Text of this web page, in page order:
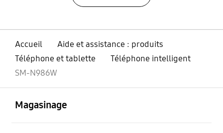
Accueil
Aide et assistance : produits
Téléphone et tablette
Téléphone intelligent
SM-N986W
Magasinage